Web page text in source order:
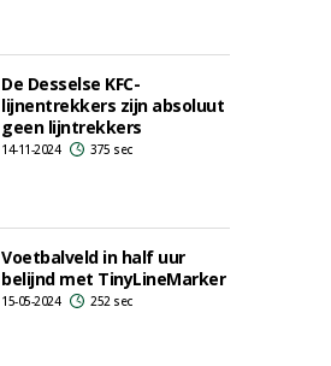
De Desselse KFC-
lijnentrekkers zijn absoluut
geen lijntrekkers
14-11-2024 375 sec
Voetbalveld in half uur
belijnd met TinyLineMarker
15-05-2024 252 sec